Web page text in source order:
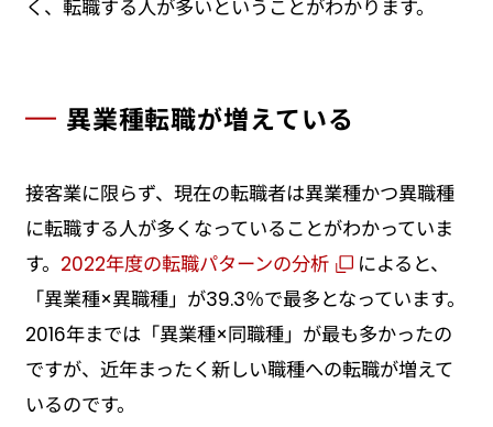
く、転職する人が多いということがわかります。
異業種転職が増えている
接客業に限らず、現在の転職者は異業種かつ異職種
に転職する人が多くなっていることがわかっていま
す。 2022年度の転職パターンの分析
によると、
「異業種×異職種」が39.3％で最多となっています。
2016年までは「異業種×同職種」が最も多かったの
ですが、近年まったく新しい職種への転職が増えて
いるのです。